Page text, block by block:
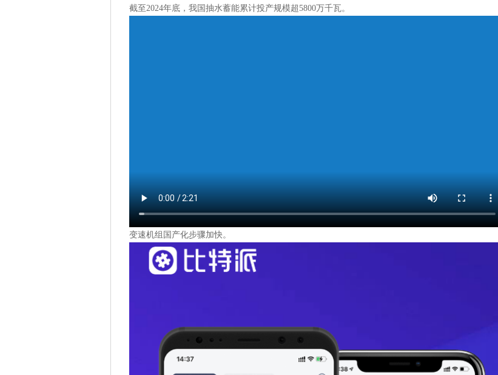
截至2024年底，我国抽水蓄能累计投产规模超5800万千瓦。
变速机组国产化步骤加快。